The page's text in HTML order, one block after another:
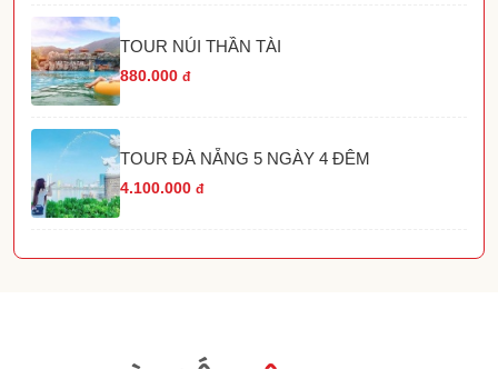
TOUR NÚI THẦN TÀI
880.000 đ
TOUR ĐÀ NẴNG 5 NGÀY 4 ĐÊM
4.100.000 đ